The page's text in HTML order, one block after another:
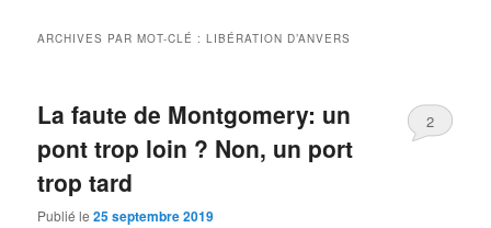
ARCHIVES PAR MOT-CLÉ :LIBÉRATION D’ANVERS
La faute de Montgomery: un
pont trop loin ? Non, un port
trop tard
Publié le25 septembre 2019
2